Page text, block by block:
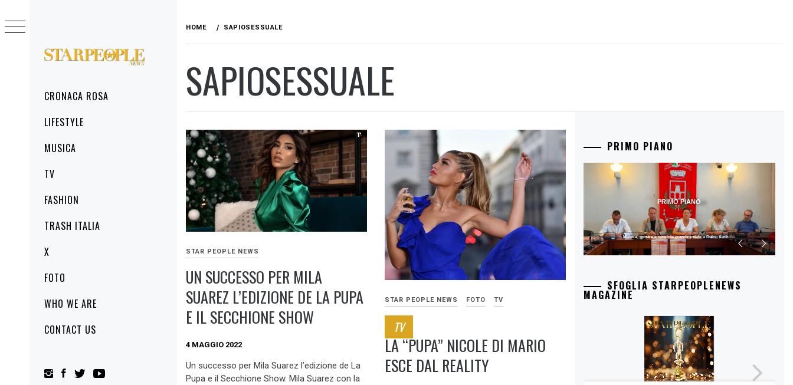
STARPEOPLENEWS
MenuCRONACA ROSA
LIFESTYLE
MUSICA
TV
FASHION
TRASH ITALIA
X
FOTO
WHO WE ARE
CONTACT US
to
content
HOME SAPIOSESSUALE
SAPIOSESSUALE
STAR PEOPLE NEWS
UN SUCCESSO PER MILA
SUAREZ L’EDIZIONE DE LA PUPA
E IL SECCHIONE SHOW
4 MAGGIO 2022
Un successo per Mila Suarez l’edizione de La
Pupa e il Secchione Show. Mila Suarez con la
STAR PEOPLE NEWS FOTO TV
TV
LA “PUPA” NICOLE DI MARIO
ESCE DAL REALITY
PRIMO PIANO
Musica, mostre e sport: la grande estate a Duino Aurisina
PRIMO PIANO
SFOGLIA STARPEOPLENEWS
MAGAZINE